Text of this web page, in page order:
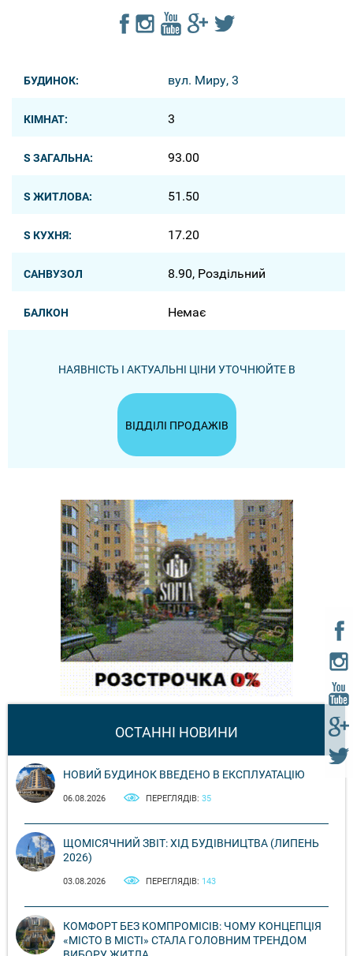
БУДИНОК: вул. Миру, 3
КІМНАТ: 3
S ЗАГАЛЬНА: 93.00
S ЖИТЛОВА: 51.50
S КУХНЯ: 17.20
САНВУЗОЛ 8.90, Роздільний
БАЛКОН Немає
НАЯВНІСТЬ І АКТУАЛЬНІ ЦІНИ УТОЧНЮЙТЕ В
ВІДДІЛІ ПРОДАЖІВ
ОСТАННІ НОВИНИ
НОВИЙ БУДИНОК ВВЕДЕНО В ЕКСПЛУАТАЦІЮ
06.08.2026 ПЕРЕГЛЯДІВ: 35
ЩОМІСЯЧНИЙ ЗВІТ: ХІД БУДІВНИЦТВА (ЛИПЕНЬ
2026)
03.08.2026 ПЕРЕГЛЯДІВ: 143
КОМФОРТ БЕЗ КОМПРОМІСІВ: ЧОМУ КОНЦЕПЦІЯ
«МІСТО В МІСТІ» СТАЛА ГОЛОВНИМ ТРЕНДОМ